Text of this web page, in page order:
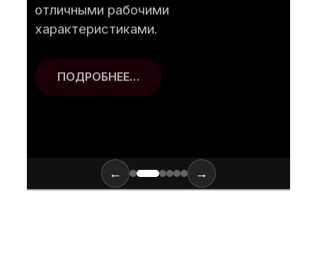
отличными рабочими
характеристиками.
ПОДРОБНЕЕ…
← →